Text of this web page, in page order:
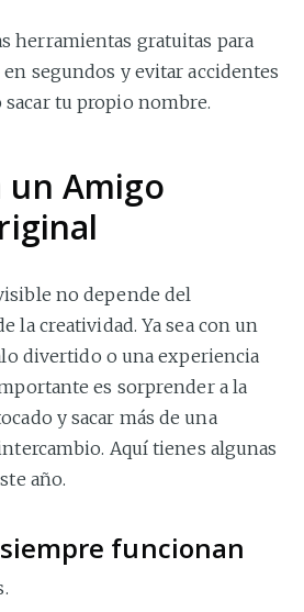
herramientas gratuitas para
segundos y evitar accidentes
tu propio nombre.
un Amigo
no depende del
la creatividad. Ya sea con un
divertido o una experiencia
es sorprender a la
y sacar más de una
Aquí tienes algunas
año.
funcionan